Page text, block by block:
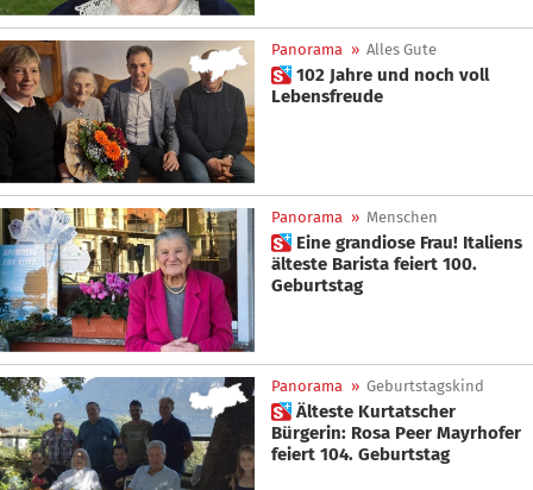
Panorama » Alles Gute
 102 Jahre und noch voll
Lebensfreude
Panorama » Menschen
 Eine grandiose Frau! Italiens
älteste Barista feiert 100.
Geburtstag
Panorama » Geburtstagskind
 Älteste Kurtatscher
Bürgerin: Rosa Peer Mayrhofer
feiert 104. Geburtstag